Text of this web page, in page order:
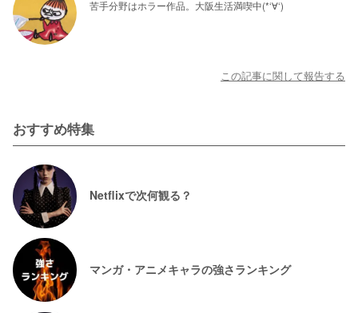
苦手分野はホラー作品。大阪生活満喫中(*‘∀‘)
この記事に関して報告する
おすすめ特集
Netflixで次何観る？
マンガ・アニメキャラの強さランキング